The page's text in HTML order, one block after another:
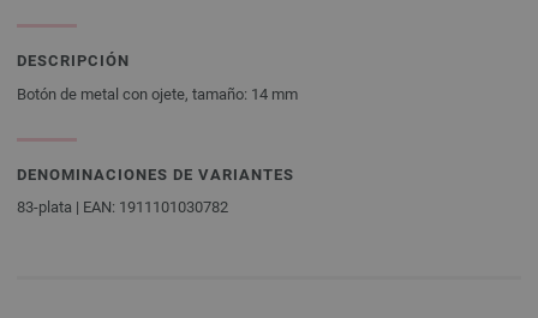
DESCRIPCIÓN
Botón de metal con ojete, tamaño: 14 mm
DENOMINACIONES DE VARIANTES
83-plata | EAN: 1911101030782